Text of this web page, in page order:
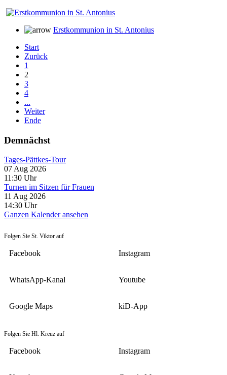
Erstkommunion in St. Antonius
Start
Zurück
1
2
3
4
...
Weiter
Ende
Demnächst
Tages-Pättkes-Tour
07 Aug 2026
11:30 Uhr
Turnen im Sitzen für Frauen
11 Aug 2026
14:30 Uhr
Ganzen Kalender ansehen
Folgen Sie St. Viktor auf
Facebook Instagram
WhatsApp-Kanal Youtube
Google Maps kiD-App
Folgen Sie Hl. Kreuz auf
Facebook Instagram